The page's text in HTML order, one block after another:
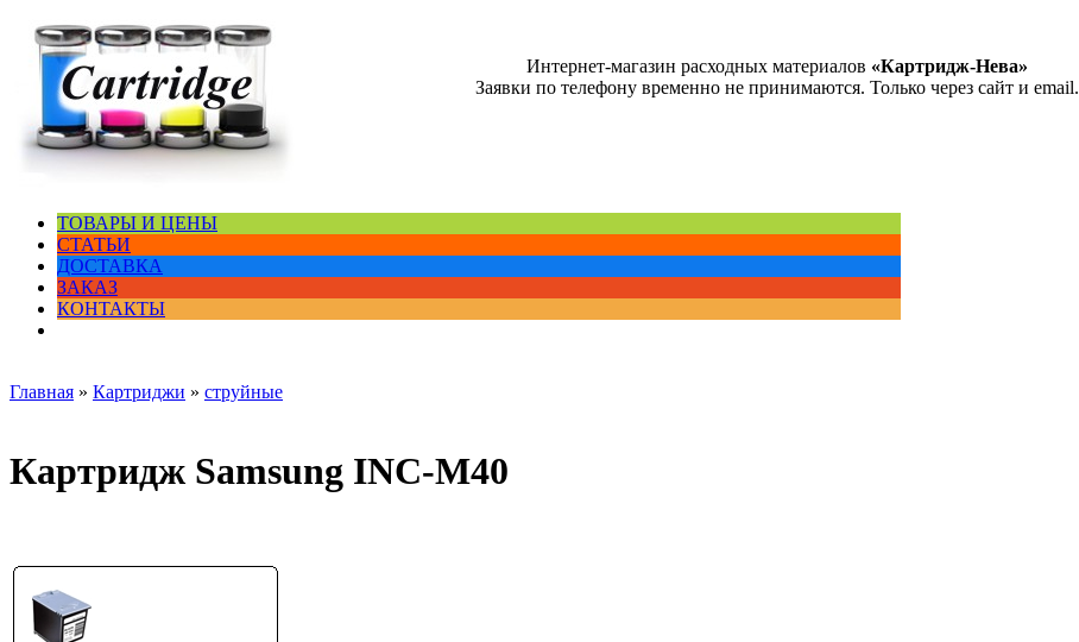
Интернет-магазин расходных материалов «Картридж-Нева»
Заявки по телефону временно не принимаются. Только через сайт и email.
ТОВАРЫ И ЦЕНЫ
СТАТЬИ
ДОСТАВКА
ЗАКАЗ
КОНТАКТЫ
Главная » Картриджи » струйные
Картридж Samsung INC-M40